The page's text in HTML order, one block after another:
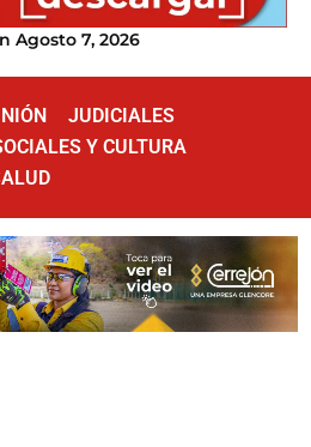
Agosto 7, 2026
JUDICIALES
Y CULTURA